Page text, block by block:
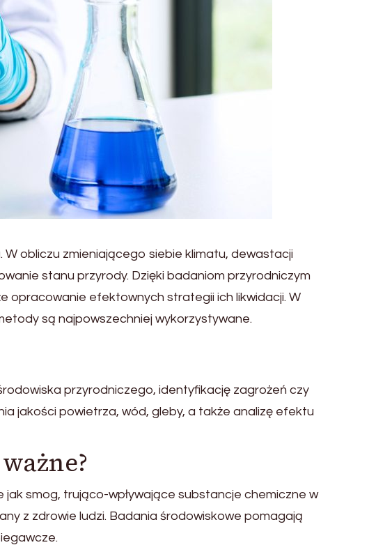
obliczu zmieniającego siebie klimatu, dewastacji
stanu przyrody. Dzięki badaniom przyrodniczym
opracowanie efektownych strategii ich likwidacji. W
są najpowszechniej wykorzystywane.
przyrodniczego, identyfikację zagrożeń czy
jakości powietrza, wód, gleby, a także analizę efektu
smog, trująco-wpływające substancje chemiczne w
z zdrowie ludzi. Badania środowiskowe pomagają